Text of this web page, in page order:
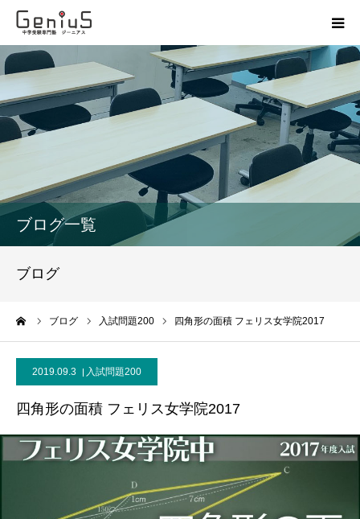
ブログ一覧
ブログ
ブログ 入試問題200 四角形の面積 フェリス女学院2017
2019.09.3 入試問題200
四角形の面積 フェリス女学院2017
授業
志望校別特訓
模試
お問い合わせ